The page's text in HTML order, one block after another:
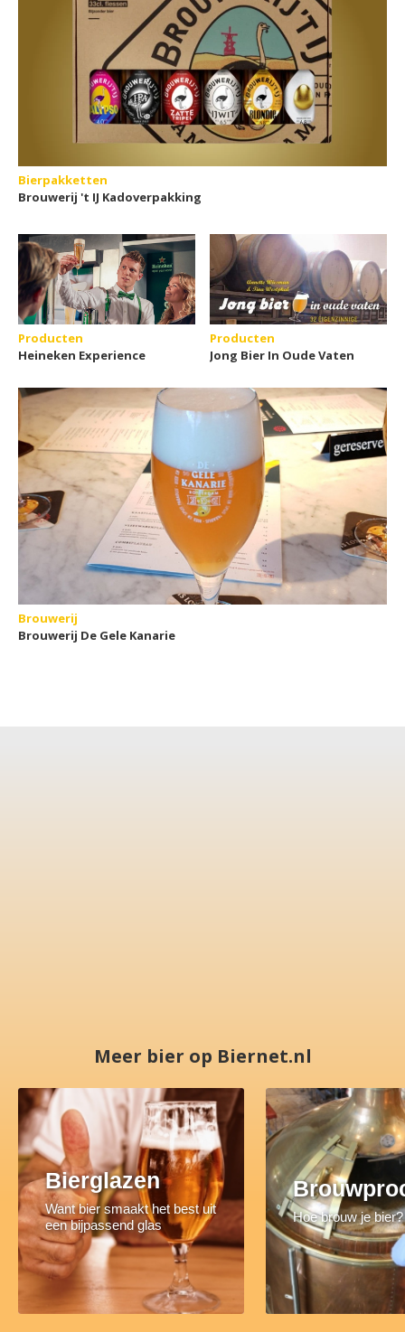
Bierpakketten
Brouwerij 't IJ Kadoverpakking
Producten
Heineken Experience
Producten
Jong Bier In Oude Vaten
Brouwerij
Brouwerij De Gele Kanarie
Meer bier op Biernet.nl
Bierglazen
Want bier smaakt het best uit
een bijpassend glas
Hoe brouw je bier?